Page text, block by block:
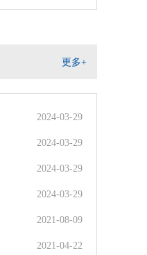
更多+
2024-03-29
2024-03-29
2024-03-29
2024-03-29
2021-08-09
2021-04-22